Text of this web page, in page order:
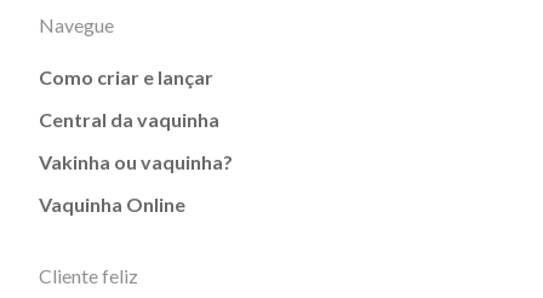
Navegue
Como criar e lançar
Central da vaquinha
Vakinha ou vaquinha?
Vaquinha Online
Cliente feliz